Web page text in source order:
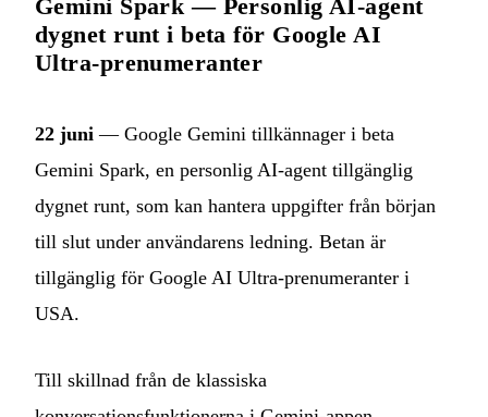
Gemini Spark — Personlig AI-agent
dygnet runt i beta för Google AI
Ultra-prenumeranter
22 juni — Google Gemini tillkännager i beta
Gemini Spark, en personlig AI-agent tillgänglig
dygnet runt, som kan hantera uppgifter från början
till slut under användarens ledning. Betan är
tillgänglig för Google AI Ultra-prenumeranter i
USA.
Till skillnad från de klassiska